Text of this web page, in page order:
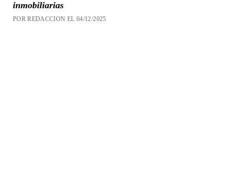
inmobiliarias
POR REDACCION EL 04/12/2025